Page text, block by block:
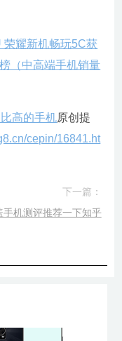
荣耀新机畅玩5C获
（中高端手机销量
高的手机原创提
cepin/16841.ht
下一篇：
手机测评推荐一下知乎